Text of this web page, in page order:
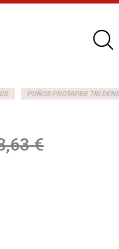
PUÑOS PROTAPER TRI
€